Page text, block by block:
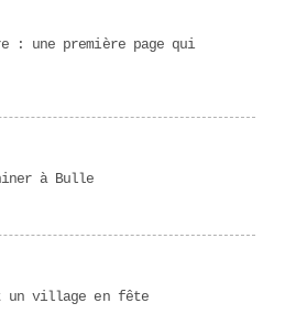
: une première page qui
à Bulle
un village en fête